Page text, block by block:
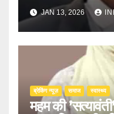
JAN 13, 2026
ब्रेकिंग न्यूज़ समाज स्वास्थ्य
महम की